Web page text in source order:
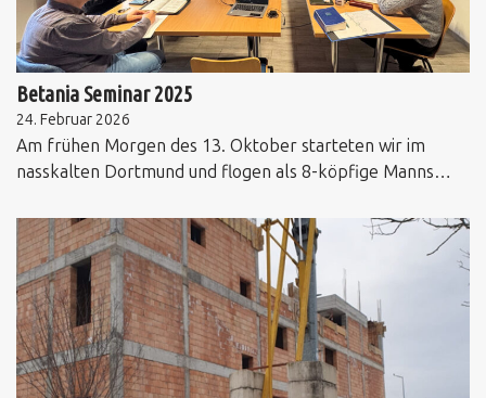
Betania Seminar 2025
24. Februar 2026
Am frühen Morgen des 13. Oktober starteten wir im
nasskalten Dortmund und flogen als 8-köpfige Manns…